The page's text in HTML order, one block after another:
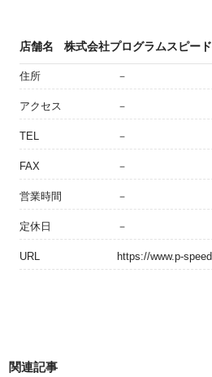
店舗名 株式会社プログラムスピード
住所 －
アクセス －
TEL －
FAX －
営業時間 －
定休日 －
URL https://www.p-
関連記事